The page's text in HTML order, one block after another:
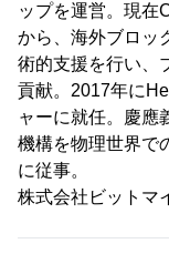
ップを運営。現在
から、海外ブロッ
術的支援を行い、
貢献。2017年に
ャーに就任。慶應
機構を物理世界で
に従事。
株式会社ビットマ